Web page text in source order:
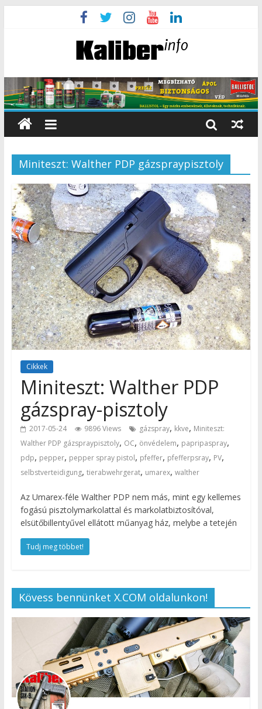
Miniteszt: Walther PDP gázspraypisztoly
Cikkek
Miniteszt: Walther PDP
gázspray-pisztoly
2017-05-24 9896 Views gázspray, kkve, Miniteszt:
Walther PDP gázspraypisztoly, OC, önvédelem, papripaspray,
pdp, pepper, pepper spray pistol, pfeffer, pfefferpsray, PV,
selbstverteidigung, tierabwehrgerat, umarex, walther
Az Umarex-féle Walther PDP nem más, mint egy kellemes
fogású pisztolymarkolattal és markolatbiztosítóval,
elsütőbillentyűvel ellátott műanyag ház, melybe a tetején
Tudj meg többet!
Kövess bennünket X.COM oldalunkon!